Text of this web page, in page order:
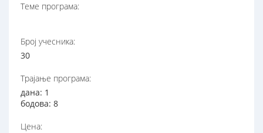
Теме програма:
Број учесника:
30
Трајање програма:
дана: 1
бодова: 8
Цена: